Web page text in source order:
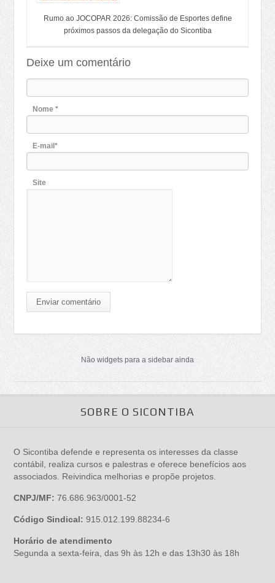
Rumo ao JOCOPAR 2026: Comissão de Esportes define
próximos passos da delegação do Sicontiba
Deixe um comentário
Nome *
E-mail*
Site
Enviar comentário
Não widgets para a sidebar ainda
SOBRE O SICONTIBA
O Sicontiba defende e representa os interesses da classe
contábil, realiza cursos e palestras e oferece benefícios aos
associados. Reivindica melhorias e propõe projetos.
CNPJ/MF: 76.686.963/0001-52
Código Sindical: 915.012.199.88234-6
Horário de atendimento
Segunda a sexta-feira, das 9h às 12h e das 13h30 às 18h